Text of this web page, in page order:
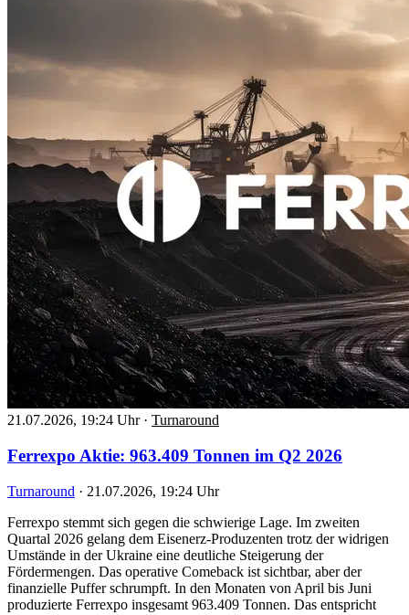
21.07.2026, 19:24 Uhr · Turnaround
Ferrexpo Aktie: 963.409 Tonnen im Q2 2026
Turnaround · 21.07.2026, 19:24 Uhr
Ferrexpo stemmt sich gegen die schwierige Lage. Im zweiten
Quartal 2026 gelang dem Eisenerz-Produzenten trotz der widrigen
Umstände in der Ukraine eine deutliche Steigerung der
Fördermengen. Das operative Comeback ist sichtbar, aber der
finanzielle Puffer schrumpft. In den Monaten von April bis Juni
produzierte Ferrexpo insgesamt 963.409 Tonnen. Das entspricht